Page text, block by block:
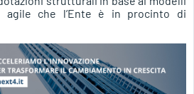
agile che l’Ente è in procinto di